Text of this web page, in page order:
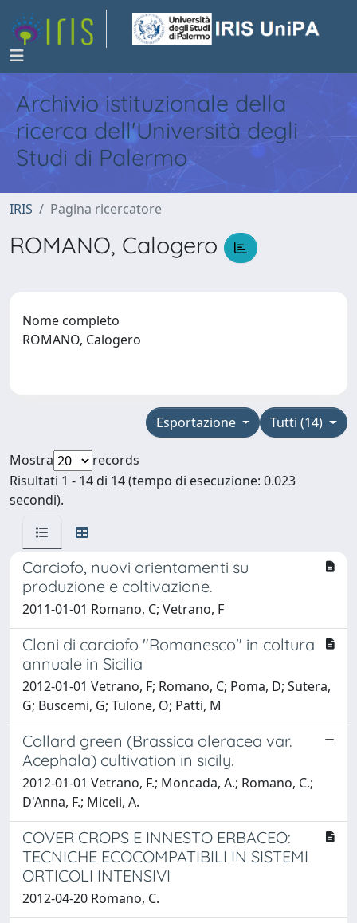
Archivio istituzionale della
ricerca dell'Università degli
Studi di Palermo
IRIS Pagina ricercatore
ROMANO, Calogero
Nome completo
ROMANO, Calogero
Tutti (14)
Esportazione
Mostra
records
Risultati 1 - 14 di 14 (tempo di esecuzione: 0.023
secondi).
Carciofo, nuovi orientamenti su
produzione e coltivazione.
2011-01-01 Romano, C; Vetrano, F
Cloni di carciofo "Romanesco" in coltura
annuale in Sicilia
2012-01-01 Vetrano, F; Romano, C; Poma, D; Sutera,
G; Buscemi, G; Tulone, O; Patti, M
Collard green (Brassica oleracea var.
Acephala) cultivation in sicily.
2012-01-01 Vetrano, F.; Moncada, A.; Romano, C.;
D'Anna, F.; Miceli, A.
COVER CROPS E INNESTO ERBACEO:
TECNICHE ECOCOMPATIBILI IN SISTEMI
ORTICOLI INTENSIVI
2012-04-20 Romano, C.